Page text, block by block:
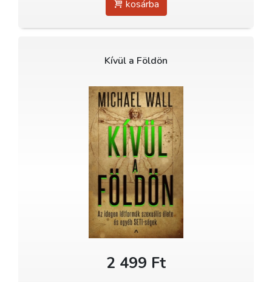
kosárba
Kívül a Földön
2 499 Ft